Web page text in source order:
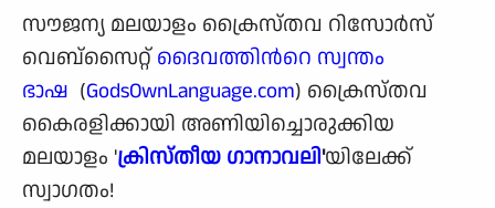
സൗജന്യ മലയാളം ക്രൈസ്തവ റിസോര്‍സ്
വെബ്‌സൈറ്റ്ദൈവത്തിന്‍റെ സ്വന്തം
ഭാഷ (GodsOwnLanguage.com) ക്രൈസ്തവ
കൈരളിക്കായി അണിയിച്ചൊരുക്കിയ
മലയാളം 'ക്രിസ്തീയ ഗാനാവലി'യിലേക്ക്
സ്വാഗതം!